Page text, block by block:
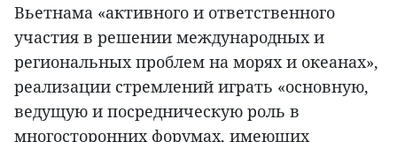
Вьетнама «активного и ответственного
участия в решении международных и
региональных проблем на морях и океанах»,
реализации стремлений играть «основную,
ведущую и посредническую роль в
многосторонних форумах, имеющих